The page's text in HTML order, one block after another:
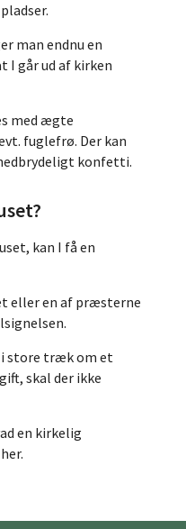
man endnu en
I går ud af kirken
med ægte
fuglefrø. Der kan
konfetti.
kan I få en
eller en af præsterne
i store træk om et
skal der ikke
en kirkelig